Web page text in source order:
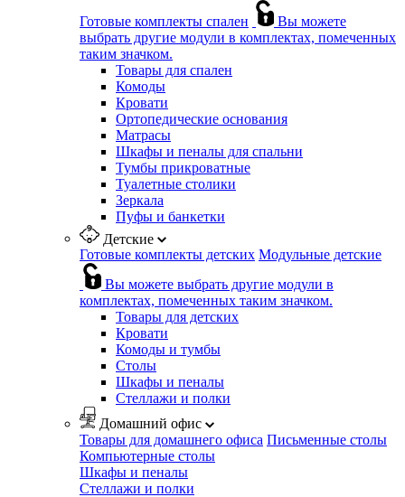
Готовые комплекты спален
Вы можете
выбрать другие модули в комплектах, помеченных
таким значком.
Товары для спален
Комоды
Кровати
Ортопедические основания
Матрасы
Шкафы и пеналы для спальни
Тумбы прикроватные
Туалетные столики
Зеркала
Пуфы и банкетки
Детские
Готовые комплекты детских Модульные детские
Вы можете выбрать другие модули в
комплектах, помеченных таким значком.
Товары для детских
Кровати
Комоды и тумбы
Столы
Шкафы и пеналы
Стеллажи и полки
Домашний офис
Товары для домашнего офиса Письменные столы
Компьютерные столы
Шкафы и пеналы
Стеллажи и полки